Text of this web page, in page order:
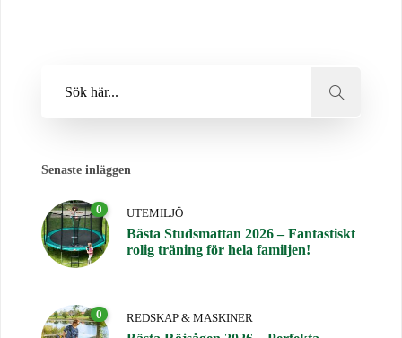
Senaste inläggen
0 UTEMILJÖ
Bästa Studsmattan 2026 – Fantastiskt
rolig träning för hela familjen!
0 REDSKAP & MASKINER